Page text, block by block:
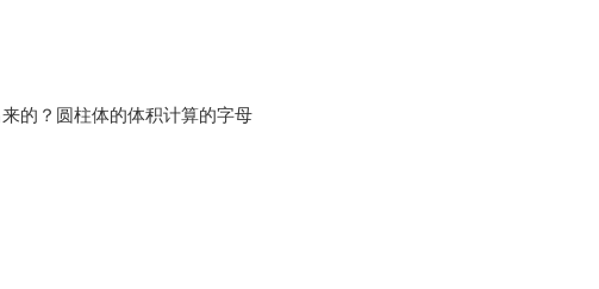
的？圆柱体的体积计算的字母